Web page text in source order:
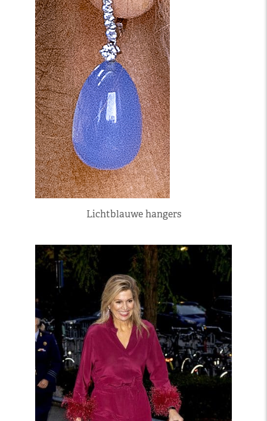
Lichtblauwe hangers